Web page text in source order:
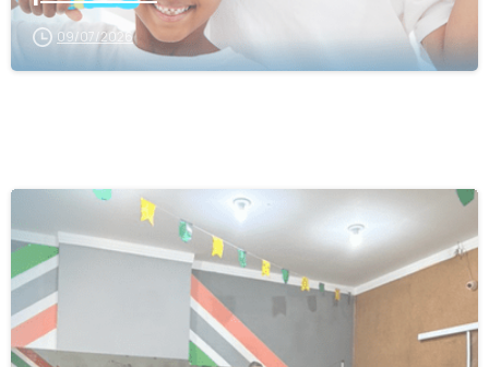
09/07/2026